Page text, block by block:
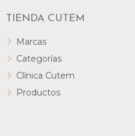
TIENDA CUTEM
Marcas
Categorías
Clínica Cutem
Productos